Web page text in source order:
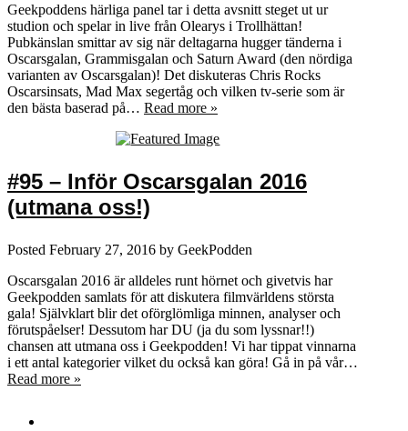
Geekpoddens härliga panel tar i detta avsnitt steget ut ur
studion och spelar in live från Olearys i Trollhättan!
Pubkänslan smittar av sig när deltagarna hugger tänderna i
Oscarsgalan, Grammisgalan och Saturn Award (den nördiga
varianten av Oscarsgalan)! Det diskuteras Chris Rocks
Oscarsinsats, Mad Max segertåg och vilken tv-serie som är
den bästa baserad på… Read more »
#95 – Inför Oscarsgalan 2016
(utmana oss!)
Posted February 27, 2016 by GeekPodden
Oscarsgalan 2016 är alldeles runt hörnet och givetvis har
Geekpodden samlats för att diskutera filmvärldens största
gala! Självklart blir det oförglömliga minnen, analyser och
förutspåelser! Dessutom har DU (ja du som lyssnar!!)
chansen att utmana oss i Geekpodden! Vi har tippat vinnarna
i ett antal kategorier vilket du också kan göra! Gå in på vår…
Read more »